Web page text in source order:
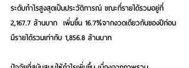
ระดับกำไรสูงสุดเป็นประวัติการณ์ ขณะที่รายได้รวมอยู่ที่
2,167.7 ล้านบาท  เพิ่มขึ้น 16.7%จากงวดเดียวกันของปีก่อน
มีรายได้รวมเท่ากับ 1,856.8 ล้านบาท